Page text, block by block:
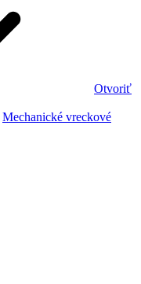
Otvoriť
Mechanické vreckové